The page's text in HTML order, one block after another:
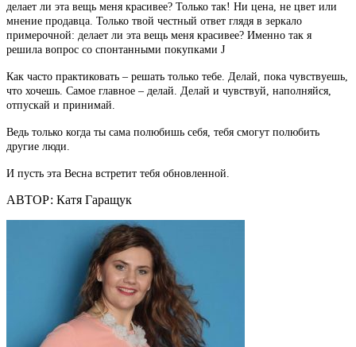
делает ли эта вещь меня красивее? Только так! Ни цена, не цвет или
мнение продавца. Только твой честный ответ глядя в зеркало
примерочной: делает ли эта вещь меня красивее? Именно так я
решила вопрос со спонтанными покупками J
Как часто практиковать – решать только тебе. Делай, пока чувствуешь,
что хочешь. Самое главное – делай. Делай и чувствуй, наполняйся,
отпускай и принимай.
Ведь только когда ты сама полюбишь себя, тебя смогут полюбить
другие люди.
И пусть эта Весна встретит тебя обновленной.
АВТОР: Катя Гаращук